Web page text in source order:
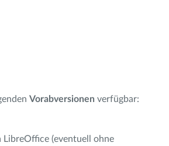
Vorabversionen verfügbar:
LibreOffice (eventuell ohne